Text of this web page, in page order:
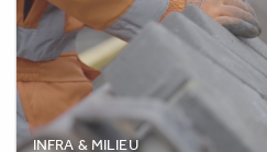
INFRA & MILIEU